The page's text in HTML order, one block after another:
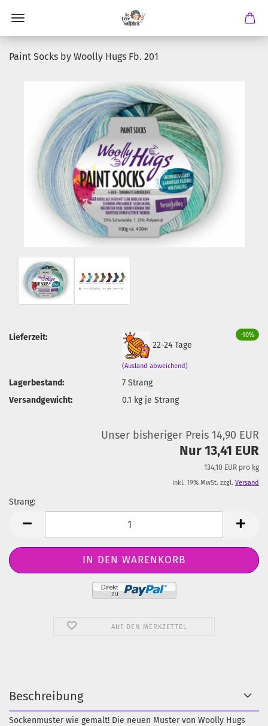
Paint Socks by Woolly Hugs Fb. 201
-10%
Lieferzeit:
22-24 Tage
(Ausland abweichend)
Lagerbestand: 7Strang
Versandgewicht:
0.1 kg je Strang
Unser bisheriger Preis 14,90 EUR
Nur 13,41 EUR
134,10 EUR pro kg
inkl. 19% MwSt. zzgl. Versand
Strang:
AUF DEN MERKZETTEL
Beschreibung
Sockenmuster wie gemalt! Die neuen Muster von Woolly Hugs